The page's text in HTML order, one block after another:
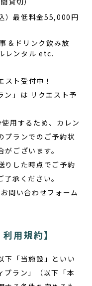
）最低料金55,000円
＆ドリンク飲み放
レンタル etc.
スト受付中！
」は リクエスト予
用するため、カレン
プランでのご予約状
ございます。
りした時点でご予約
承ください。
問い合わせフォーム
用規約】
下「当施設」といい
プラン」（以下「本